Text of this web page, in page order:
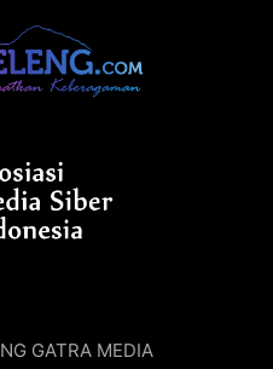
GATRA MEDIA